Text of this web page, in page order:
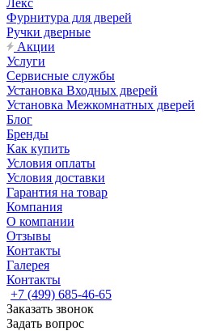
Лекс
Фурнитура для дверей
Ручки дверные
Акции
Услуги
Сервисные службы
Установка Входных дверей
Установка Межкомнатных дверей
Блог
Бренды
Как купить
Условия оплаты
Условия доставки
Гарантия на товар
Компания
О компании
Отзывы
Контакты
Галерея
Контакты
+7 (499) 685-46-65
Заказать звонок
Задать вопрос